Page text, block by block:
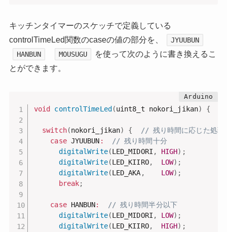
キッチンタイマーのスケッチで定義している
controlTimeLed関数のcaseの値の部分を、
JYUUBUN
HANBUN
MOUSUGU
を使って次のように書き換えるこ
とができます。
void controlTimeLed (uint8_t nokori_jikan) {
switch(nokori_jikan) {
// 残り時間に応じた処理
case JYUUBUN :
// 残り時間十分
digitalWrite(LED_MIDORI , HIGH) ;
digitalWrite(LED_KIIRO, LOW) ;
digitalWrite(LED_AKA , LOW) ;
break;
case HANBUN:
// 残り時間半分以下
digitalWrite(LED_MIDORI , LOW) ;
digitalWrite(LED_KIIRO, HIGH) ;